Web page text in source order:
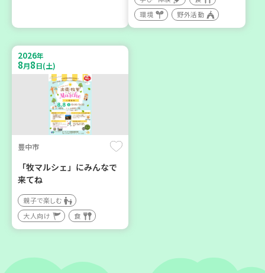
【第3地区本部】住み慣れた
地域で暮らしたい 「コープ
くらしの助け合いの会」(会
場：住吉)
ボランティア
神戸市東灘区
【第3地区本部】「ふれあい
9 24
神戸市東灘区
（第4木曜日に開催）
成講座
環境
野外活動
2026年
8月8日(土)
豊中市
「牧マルシェ」にみんなで
来てね
親子で楽しむ
大人向け
食